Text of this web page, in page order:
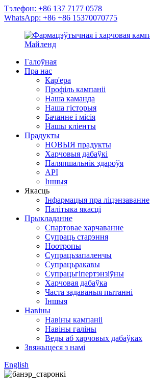
Тэлефон: +86 137 7177 0578
WhatsApp: +86 +86 15370070775
Галоўная
Пра нас
Кар'ера
Профіль кампаніі
Наша каманда
Наша гісторыя
Бачанне і місія
Нашы кліенты
Прадукты
НОВЫЯ прадукты
Харчовыя дабаўкі
Паляпшальнік здароўя
API
Іншыя
Якасць
Інфармацыя пра ліцэнзаванне
Палітыка якасці
Прыкладанне
Спартовае харчаванне
Супраць старэння
Ноотропы
Супрацьзапаленчы
Супрацьракавы
Супрацьгіпертэнзіўны
Харчовая дабаўка
Часта задаваныя пытанні
Іншыя
Навіны
Навіны кампаніі
Навіны галіны
Веды аб харчовых дабаўках
Звяжыцеся з намі
English